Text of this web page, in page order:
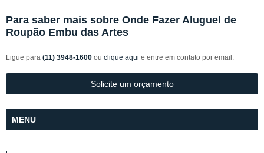
Para saber mais sobre Onde Fazer Aluguel de
Roupão Embu das Artes
Ligue para (11) 3948-1600 ou clique aqui e entre em contato por email.
Solicite um orçamento
MENU